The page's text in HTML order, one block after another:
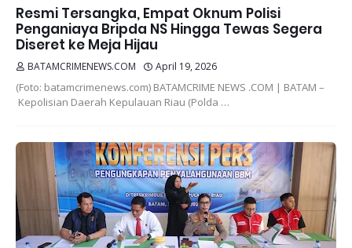
Resmi Tersangka, Empat Oknum Polisi
Penganiaya Bripda NS Hingga Tewas Segera
Diseret ke Meja Hijau
BATAMCRIMENEWS.COM April 19, 2026
(Foto: batamcrimenews.com) BATAMCRIME NEWS .COM | BATAM –
Kepolisian Daerah Kepulauan Riau (Polda …